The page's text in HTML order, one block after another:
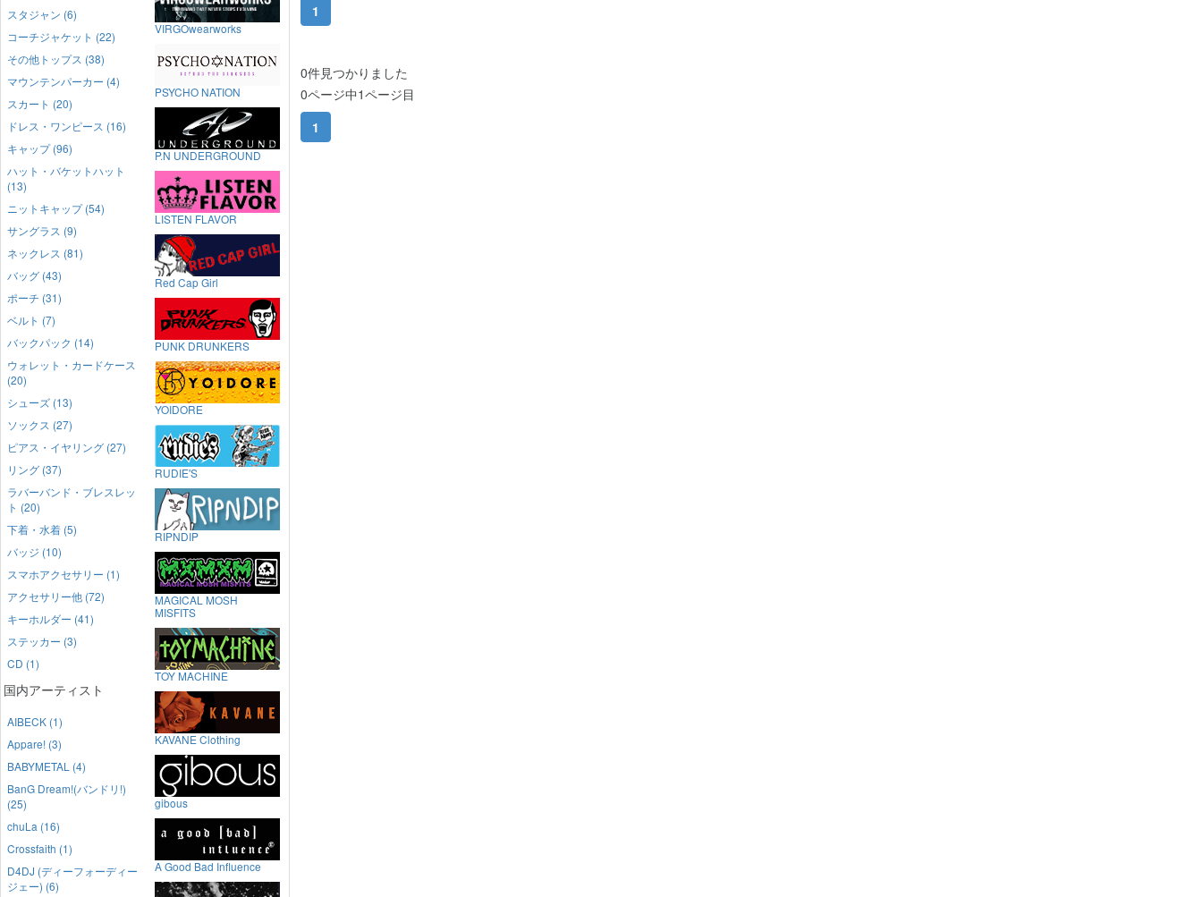
1
0件見つかりました
0ページ中1ページ目
1
スタジャン (6)
コーチジャケット (22)
その他トップス (38)
マウンテンパーカー (4)
スカート (20)
ドレス・ワンピース (16)
キャップ (96)
ハット・バケットハット
(13)
ニットキャップ (54)
サングラス (9)
ネックレス (81)
バッグ (43)
ポーチ (31)
ベルト (7)
バックパック (14)
ウォレット・カードケース
(20)
シューズ (13)
ソックス (27)
ピアス・イヤリング (27)
リング (37)
ラバーバンド・ブレスレッ
ト (20)
下着・水着 (5)
バッジ (10)
スマホアクセサリー (1)
アクセサリー他 (72)
キーホルダー (41)
ステッカー (3)
CD (1)
国内アーティスト
AIBECK (1)
Appare! (3)
BABYMETAL (4)
BanG Dream!(バンドリ!)
(25)
chuLa (16)
Crossfaith (1)
D4DJ (ディーフォーディー
ジェー) (6)
VIRGOwearworks
PSYCHO NATION
P.N UNDERGROUND
LISTEN FLAVOR
Red Cap Girl
PUNK DRUNKERS
YOIDORE
RUDIE'S
RIPNDIP
MAGICAL MOSH
MISFITS
TOY MACHINE
KAVANE Clothing
gibous
A Good Bad Influence